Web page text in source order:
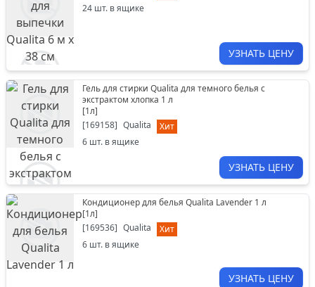
24 шт. в ящике
УЗНАТЬ ЦЕНУ
Гель для стирки Qualita для темного белья с
экстрактом хлопка 1 л
[1л]
[169158] Qualita
Хит
6 шт. в ящике
УЗНАТЬ ЦЕНУ
Кондиционер для белья Qualita Lavender 1 л
[1л]
[169536] Qualita
Хит
6 шт. в ящике
УЗНАТЬ ЦЕНУ